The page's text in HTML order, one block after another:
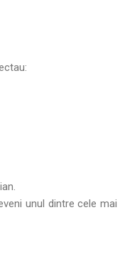
unul dintre cele mai